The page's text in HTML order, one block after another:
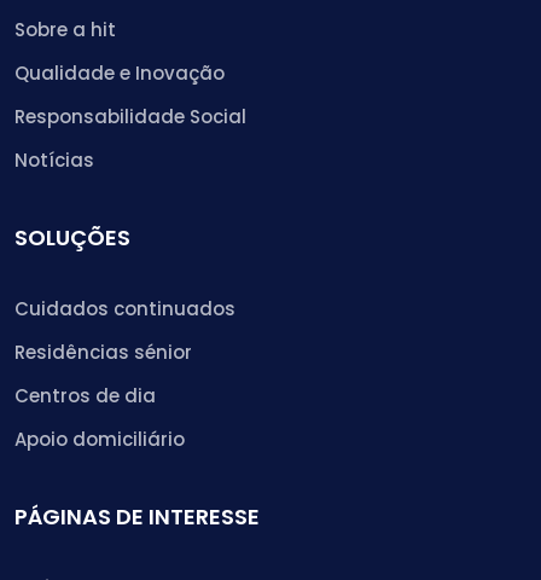
Sobre a hit
Qualidade e Inovação
Responsabilidade Social
Notícias
SOLUÇÕES
Cuidados continuados
Residências sénior
Centros de dia
Apoio domiciliário
PÁGINAS DE INTERESSE